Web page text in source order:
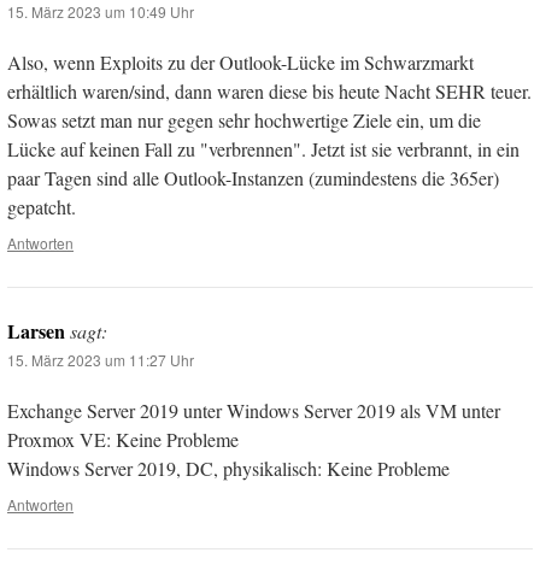
15. März 2023 um 10:49 Uhr
Also, wenn Exploits zu der Outlook-Lücke im Schwarzmarkt
erhältlich waren/sind, dann waren diese bis heute Nacht SEHR teuer.
Sowas setzt man nur gegen sehr hochwertige Ziele ein, um die
Lücke auf keinen Fall zu "verbrennen". Jetzt ist sie verbrannt, in ein
paar Tagen sind alle Outlook-Instanzen (zumindestens die 365er)
gepatcht.
Antworten
Larsensagt:
15. März 2023 um 11:27 Uhr
Exchange Server 2019 unter Windows Server 2019 als VM unter
Proxmox VE: Keine Probleme
Windows Server 2019, DC, physikalisch: Keine Probleme
Antworten